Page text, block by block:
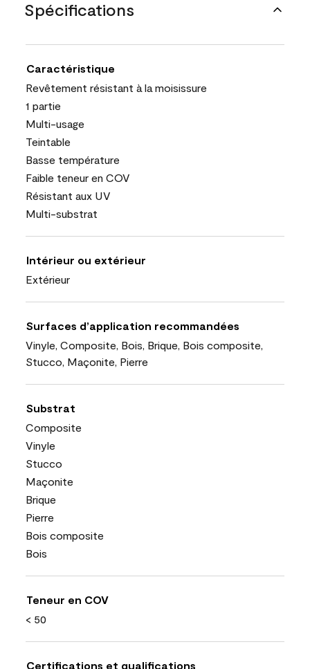
Spécifications
Caractéristique
Revêtement résistant à la moisissure
1 partie
Multi-usage
Teintable
Basse température
Faible teneur en COV
Résistant aux UV
Multi-substrat
Intérieur ou extérieur
Extérieur
Surfaces d’application recommandées
Vinyle, Composite, Bois, Brique, Bois composite,
Stucco, Maçonite, Pierre
Substrat
Composite
Vinyle
Stucco
Maçonite
Brique
Pierre
Bois composite
Bois
Teneur en COV
< 50
Certifications et qualifications